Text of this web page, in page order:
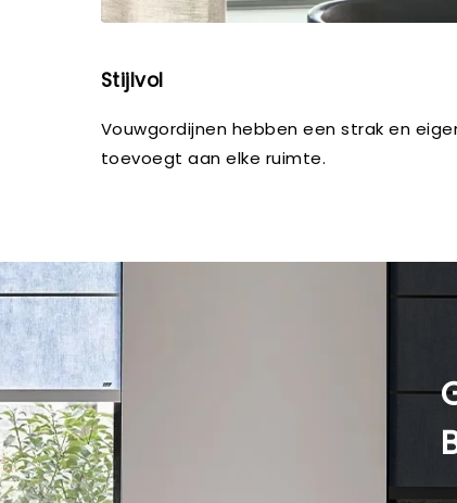
Stijlvol
Vouwgordijnen hebben een strak en
toevoegt aan elke ruimte.